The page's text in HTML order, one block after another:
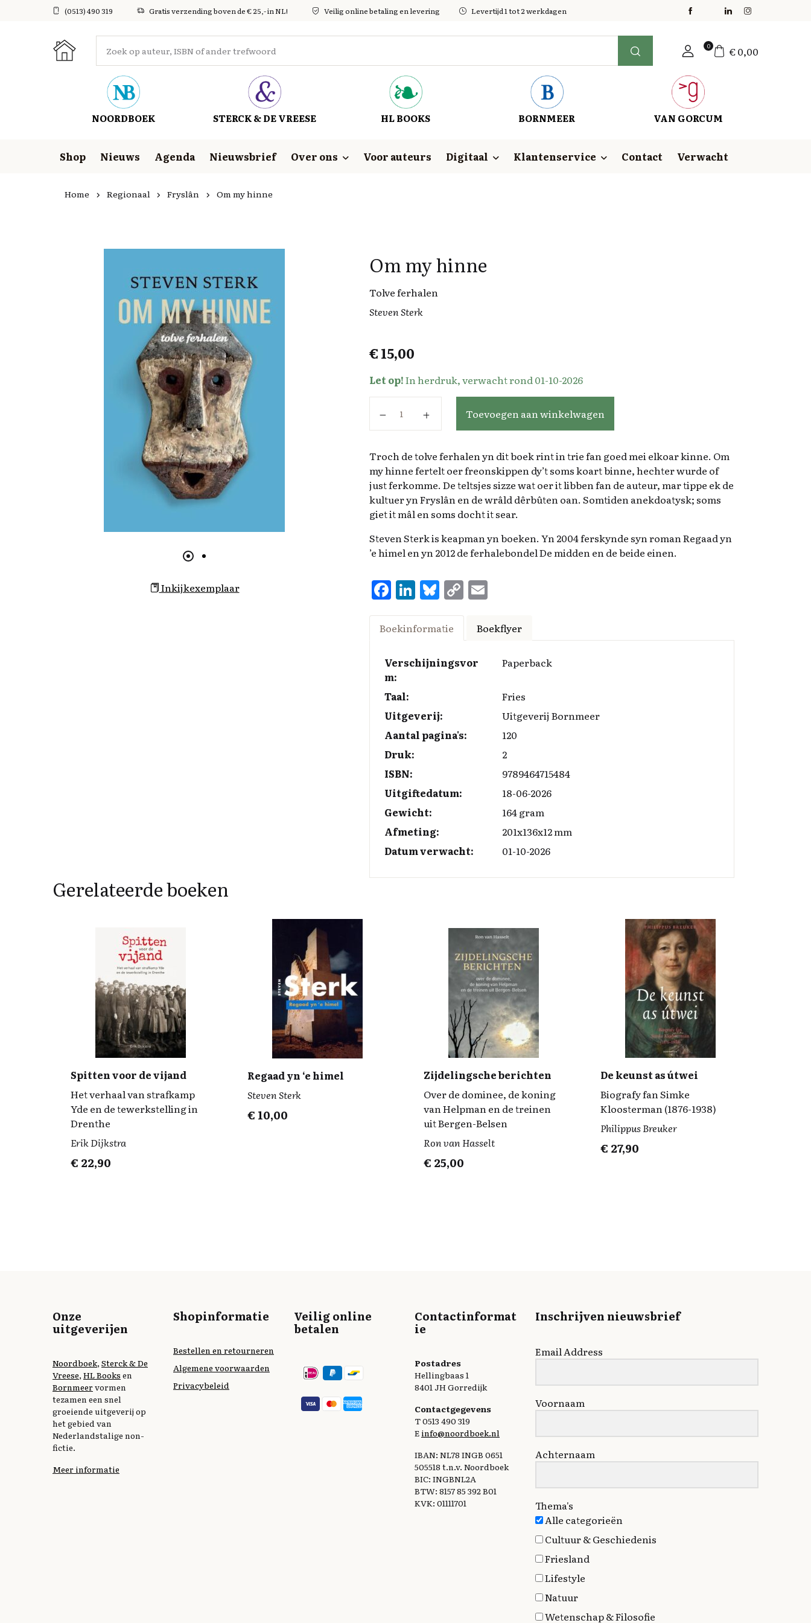
(0513) 490 319 Gratis verzending boven de € 25,- in NL! Veilig online betaling en levering Levertijd 1 tot 2 werkdagen
0 €0,00
NOORDBOEK STERCK & DE VREESE HL BOOKS BORNMEER VAN GORCUM
Shop Nieuws Agenda Nieuwsbrief Over ons Voor auteurs Digitaal Klantenservice Contact Verwacht
Home Regionaal Fryslân Om my hinne
Inkijkexemplaar
Om my hinne
Tolve ferhalen
Steven Sterk
€15,00
Let op!In herdruk, verwacht rond 01-10-2026
Toevoegen aan winkelwagen
Troch de tolve ferhalen yn dit boek rint in trie fan goed mei elkoar kinne. Om
my hinne fertelt oer freonskippen dy’t soms koart binne, hechter wurde of
just ferkomme. De teltsjes sizze wat oer it libben fan de auteur, mar tippe ek de
kultuer yn Fryslân en de wrâld dêrbûten oan. Somtiden anekdoatysk; soms
giet it mâl en soms docht it sear.
Steven Sterk is keapman yn boeken. Yn 2004 ferskynde syn roman Regaad yn
’e himel en yn 2012 de ferhalebondel De midden en de beide einen.
F
a
ce
o
o
k
Li
n
k
d
Bl
u
es
y
C
o
y
Li
ai
Boekinformatie Boekflyer
Verschijningsvor
m:
Paperback
Taal:
Fries
Uitgeverij:
Uitgeverij Bornmeer
Aantal pagina's:
120
Druk:
2
ISBN:
9789464715484
Uitgiftedatum:
18-06-2026
Gewicht:
164 gram
Afmeting:
201x136x12 mm
Datum verwacht:
01-10-2026
Gerelateerde boeken
Spitten voor de vijand
Het verhaal van strafkamp
Yde en de tewerkstelling in
Drenthe
Erik Dijkstra
€ 22,90
Regaad yn ‘e himel
Steven Sterk
€ 10,00
Zijdelingsche berichten
Over de dominee, de koning
van Helpman en de treinen
uit Bergen-Belsen
Ron van Hasselt
€ 25,00
De keunst as útwei
Biografy fan Simke
Kloosterman (1876-1938)
Philippus Breuker
€ 27,90
Onze
uitgeverijen
Noordboek, Sterck & De
Vreese, HL Books en
Bornmeervormen
tezamen een snel
groeiende uitgeverij op
het gebied van
Nederlandstalige non-
fictie.
Meer informatie
Shopinformatie
Bestellen en retourneren
Algemene voorwaarden
Privacybeleid
Veilig online
betalen
Contactinformat
ie
Postadres
Hellingbaas 1
8401 JH Gorredijk
Contactgegevens
T 0513 490 319
E info@noordboek.nl
IBAN: NL78 INGB 0651
505518 t.n.v. Noordboek
BIC: INGBNL2A
BTW: 8157 85 392 B01
KVK: 01111701
Inschrijven nieuwsbrief
Email Address
Voornaam
Achternaam
Thema's
Alle categorieën
Cultuur & Geschiedenis
Friesland
Lifestyle
Natuur
Wetenschap & Filosofie